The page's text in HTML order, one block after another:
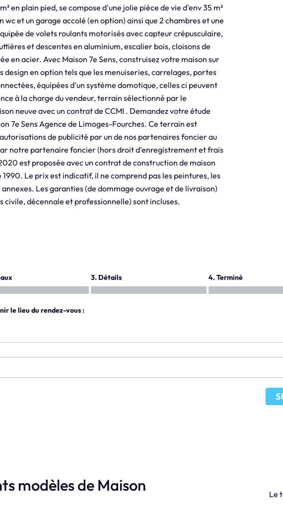
en plain pied, se compose d'une jolie pièce de vie d'env 35 m²
et un garage accolé (en option) ainsi que 2 chambres et une
de volets roulants motorisés avec capteur crépusculaire,
et descentes en aluminium, escalier bois, cloisons de
en acier. Avec Maison 7e Sens, construisez votre maison sur
design en option tels que les menuiseries, carrelages, portes
équipées d'un système domotique, celles ci peuvent
à la charge du vendeur, terrain sélectionné par le
neuve avec un contrat de CCMI . Demandez votre étude
7e Sens Agence de Limoges-Fourches. Ce terrain est
de publicité par un de nos partenaires foncier au
notre partenaire foncier (hors droit d'enregistrement et frais
est proposée avec un contrat de construction de maison
Le prix est indicatif, il ne comprend pas les peintures, les
Les garanties (de dommage ouvrage et de livraison)
décennale et professionnelle) sont incluses.
3. Détails 4. Terminé
le lieu du rendez-vous :
modèles de Maison
Le